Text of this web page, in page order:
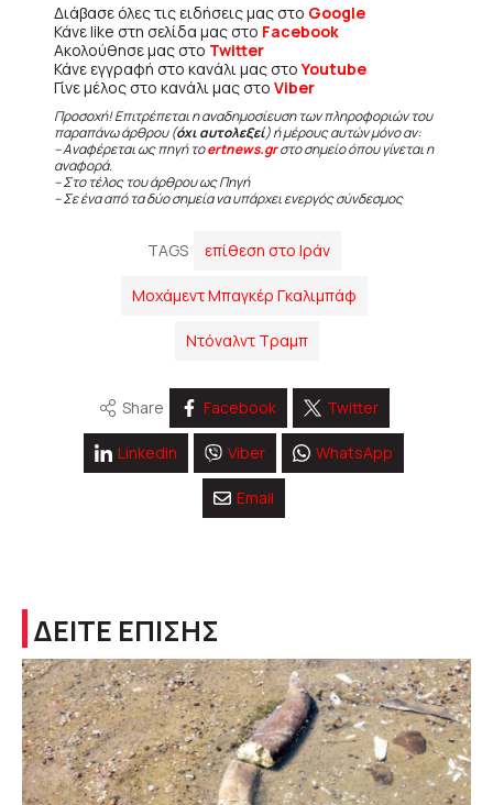
Διάβασε όλες τις ειδήσεις μας στο Google
Κάνε like στη σελίδα μας στο Facebook
Ακολούθησε μας στο Twitter
Κάνε εγγραφή στο κανάλι μας στοYoutube
Γίνε μέλος στο κανάλι μας στο Viber
Προσοχή! Επιτρέπεται η αναδημοσίευση των πληροφοριών του
παραπάνω άρθρου (όχι αυτολεξεί) ή μέρους αυτών μόνο αν:
– Αναφέρεται ως πηγή τοertnews.grστο σημείο όπου γίνεται η
αναφορά.
– Στο τέλος του άρθρου ως Πηγή
– Σε ένα από τα δύο σημεία να υπάρχει ενεργός σύνδεσμος
TAGS επίθεση στο Ιράν
Μοχάμεντ Μπαγκέρ Γκαλιμπάφ
Ντόναλντ Τραμπ
Share Facebook Twitter
Linkedin Viber WhatsApp
Email
ΔΕΙΤΕ ΕΠΙΣΗΣ